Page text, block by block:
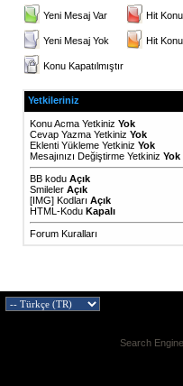
Yeni Mesaj Var Hit
Yeni Mesaj Yok Hit
Konu Kapatılmıştır
Yetkileriniz
Konu Acma Yetkiniz Yok
Cevap Yazma Yetkiniz Yok
Eklenti Yükleme Yetkiniz Yok
Mesajınızı Değiştirme Yetkiniz Yok
BB kodu Açık
Smileler Açık
[IMG] Kodları Açık
HTML-Kodu Kapalı
Forum Kuralları
Search